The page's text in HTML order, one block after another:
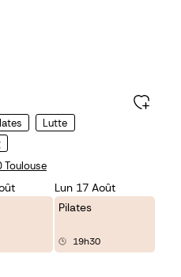
Lutte
Toulouse
Lun 17 Août
Pilates
19h30